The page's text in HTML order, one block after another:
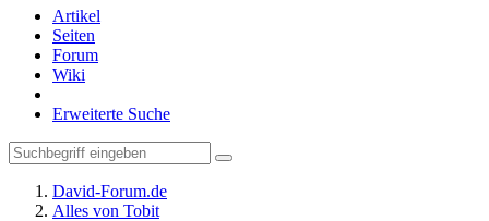
Artikel
Seiten
Forum
Wiki
Erweiterte Suche
David-Forum.de
Alles von Tobit